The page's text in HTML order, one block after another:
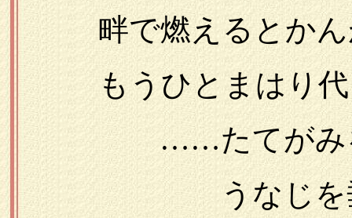
畔で燃えるとかん
もうひとまはり代
……たてがみを、
うなじを垂れて